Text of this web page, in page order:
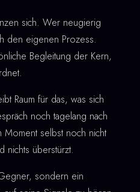
sich. Wer neugierig
den eigenen Prozess.
Begleitung der Kern,
Raum für das, was sich
noch tagelang nach
Moment selbst noch nicht
nichts überstürzt.
sondern ein